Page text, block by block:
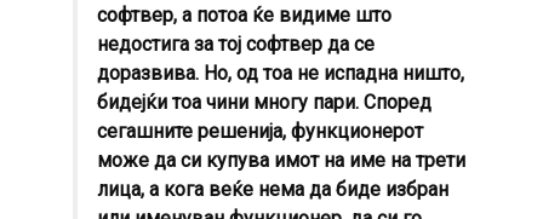
софтвер, а потоа ќе видиме што
недостига за тој софтвер да се
доразвива. Но, од тоа не испадна ништо,
бидејќи тоа чини многу пари. Според
сегашните решенија, функционерот
може да си купува имот на име на трети
лица, а кога веќе нема да биде избран